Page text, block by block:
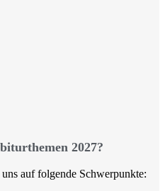
2027?
auf folgende Schwerpunkte: